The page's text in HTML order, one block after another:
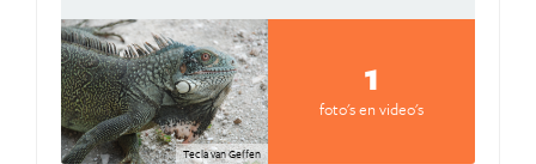
Tecla van Geffen
1
foto's en video's